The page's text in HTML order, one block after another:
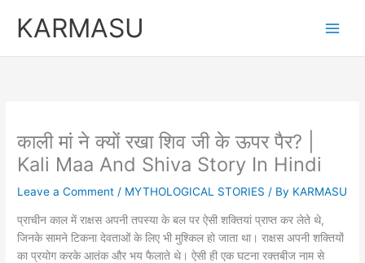
KARMASU
काली मां ने क्यों रखा शिव जी के ऊपर पैर? |
Kali Maa And Shiva Story In Hindi
Leave a Comment / MYTHOLOGICAL STORIES / By KARMASU
प्राचीन काल में राक्षस अपनी तपस्या के बल पर ऐसी शक्तियां प्राप्त कर लेते थे,
जिनके सामने टिकना देवताओं के लिए भी मुश्किल हो जाता था। राक्षस अपनी शक्तियों
का प्रयोग करके आतंक और भय फैलाते थे। ऐसी ही एक घटना रक्तबीज नाम से